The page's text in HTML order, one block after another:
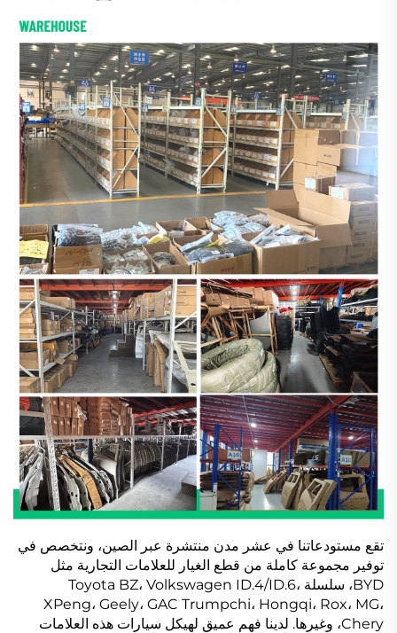
تقع مستودعاتنا في عشر مدن منتشرة عبر الصين، ونتخصص في
توفير مجموعة كاملة من قطع الغيار للعلامات التجارية مثل
BYD، سلسلة Toyota BZ، Volkswagen ID.4/ID.6،
XPeng، Geely، GAC Trumpchi، Hongqi، Rox، MG،
Chery، وغيرها. لدينا فهم عميق لهيكل سيارات هذه العلامات